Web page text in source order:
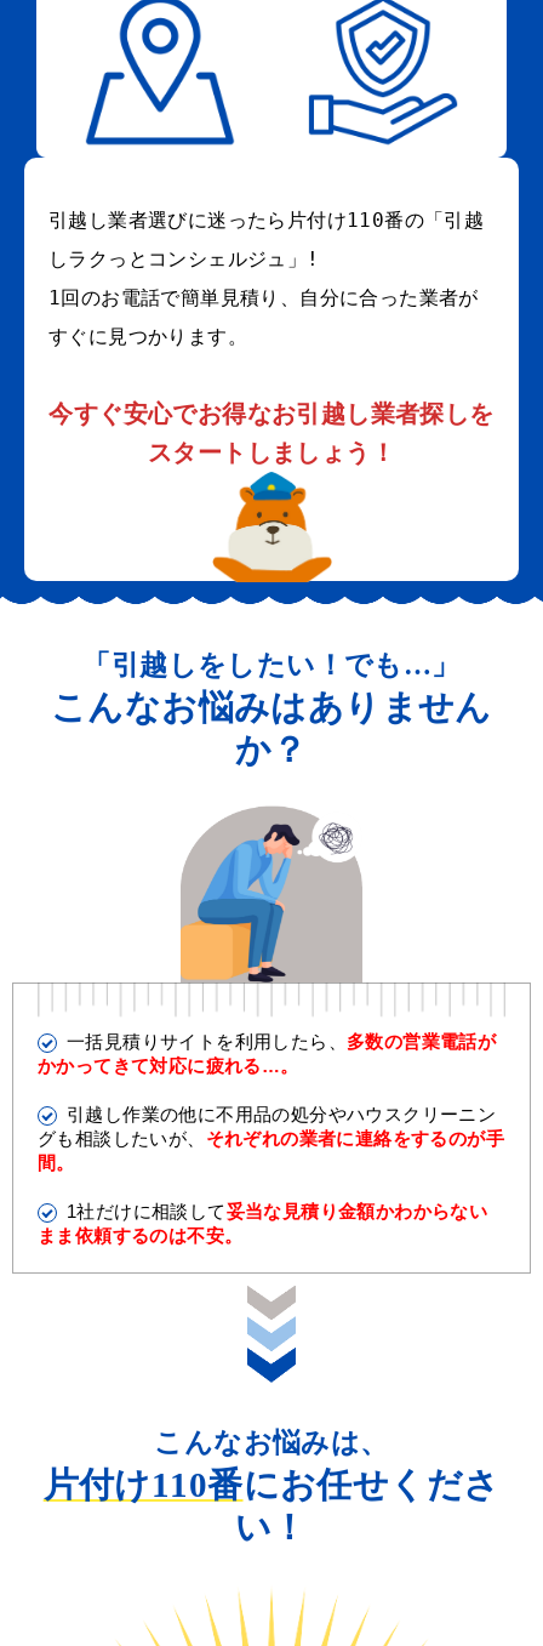
引越し業者選びに迷ったら片付け110番の「引越
しラクっとコンシェルジュ」!
1回のお電話で簡単見積り、自分に合った業者が
すぐに見つかります。
今すぐ安心でお得なお引越し業者探しを
スタートしましょう！
「引越しをしたい！でも…」
こんなお悩みはありません
か？
一括見積りサイトを利用したら、 多数の営業電話が
かかってきて対応に疲れる…。
引越し作業の他に不用品の処分やハウスクリーニン
グも相談したいが、 それぞれの業者に連絡をするのが手
間。
1社だけに相談して妥当な見積り金額かわからない
まま依頼するのは不安。
こんなお悩みは、
片付け110番にお任せくださ
い！